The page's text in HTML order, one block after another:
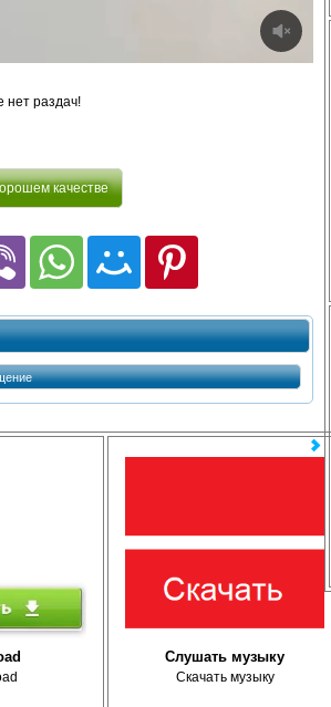
нет раздач!
качестве
Слушать музыку
Скачать музыку